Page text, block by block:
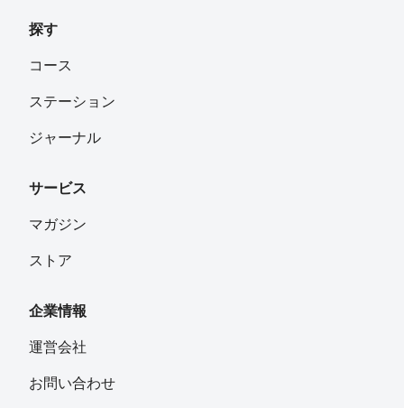
探す
コース
ステーション
ジャーナル
サービス
マガジン
ストア
企業情報
運営会社
お問い合わせ